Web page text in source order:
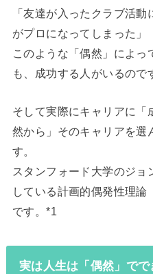
「友達が入ったクラブ活
がプロになってしまった」
このような「偶然」によっ
も、成功する人がいるので
そして実際にキャリアに「
然から」そのキャリアを選
す。
スタンフォード大学のジョ
している計画的偶発性理論
です。*1
実は人生は「偶然」でで